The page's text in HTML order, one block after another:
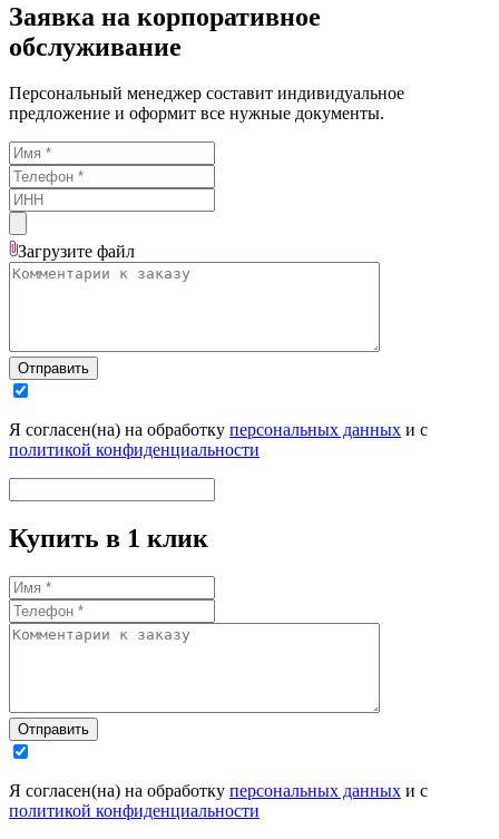
Заявка на корпоративное
обслуживание
Персональный менеджер составит индивидуальное
предложение и оформит все нужные документы.
Загрузите файл
Отправить
Я согласен(на) на обработку персональных данных и с
политикой конфиденциальности
Купить в 1 клик
Отправить
Я согласен(на) на обработку персональных данных и с
политикой конфиденциальности